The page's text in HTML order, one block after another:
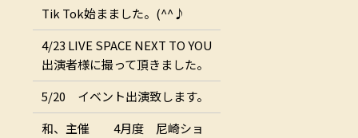
Tik Tok始まました。(^^♪
4/23 LIVE SPACE NEXT TO YOU
出演者様に撮って頂きました。
5/20 イベント出演致します。
和、主催 4月度 尼崎ショ